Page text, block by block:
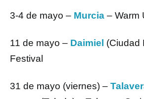
3-4 de mayo – Murcia – Warm
11 de mayo – Daimiel (Ciudad
Festival
31 de mayo (viernes) –